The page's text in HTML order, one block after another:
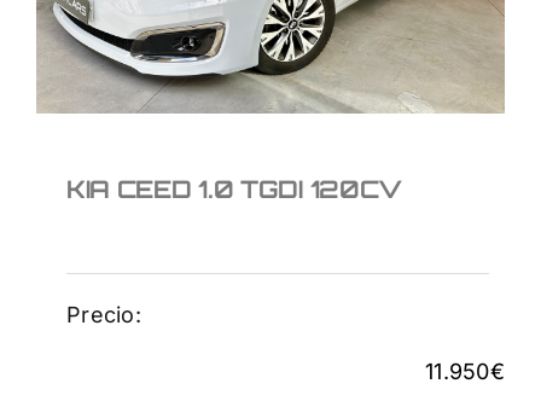
KIA CEED 1.0 TGDI 120CV
Precio:
11.950€